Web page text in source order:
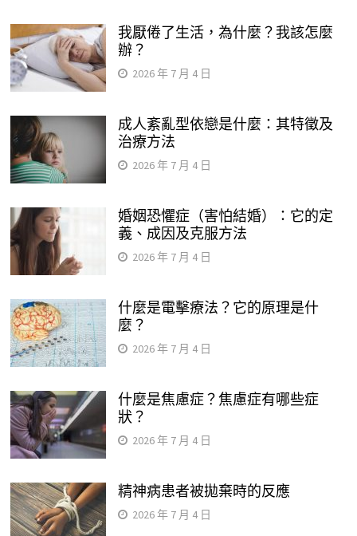
我厭倦了生活，為什麼？我該怎麼
辦？
2026 年 7 月 4 日
成人紊亂型依戀是什麼：其特徵及
治療方法
2026 年 7 月 4 日
婚姻恐懼症（害怕結婚）：它的定
義、成因及克服方法
2026 年 7 月 4 日
什麼是電擊療法？它的原理是什
麼？
2026 年 7 月 4 日
什麼是焦慮症？焦慮症有哪些症
狀？
2026 年 7 月 4 日
精神病患者被拋棄時的反應
2026 年 7 月 4 日